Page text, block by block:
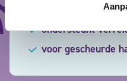
voor
ondersteunt
voor gescheurde